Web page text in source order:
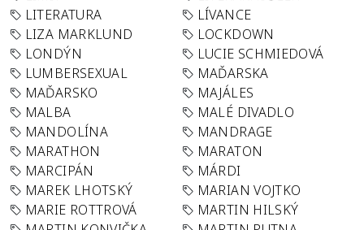
LITERATURA
LÍVANCE
LIZA MARKLUND
LOCKDOWN
LONDÝN
LUCIE SCHMIEDOVÁ
LUMBERSEXUAL
MAĎARSKA
MAĎARSKO
MAJÁLES
MALBA
MALÉ DIVADLO
MANDOLÍNA
MANDRAGE
MARATHON
MARATON
MARCIPÁN
MÁRDI
MAREK LHOTSKÝ
MARIAN VOJTKO
MARIE ROTTROVÁ
MARTIN HILSKÝ